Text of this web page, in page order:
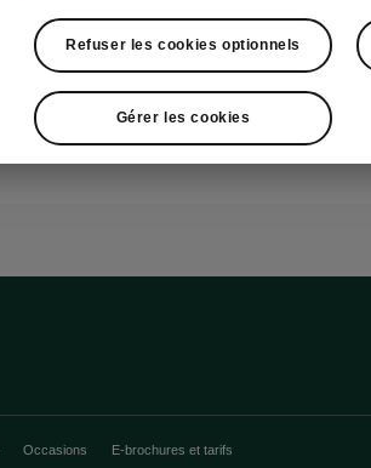
Occasions E-brochures et tarifs
Refuser les cookies optionnels
Gérer les cookies